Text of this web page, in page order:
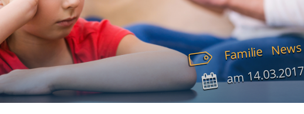
Familie News
am14.03.2017